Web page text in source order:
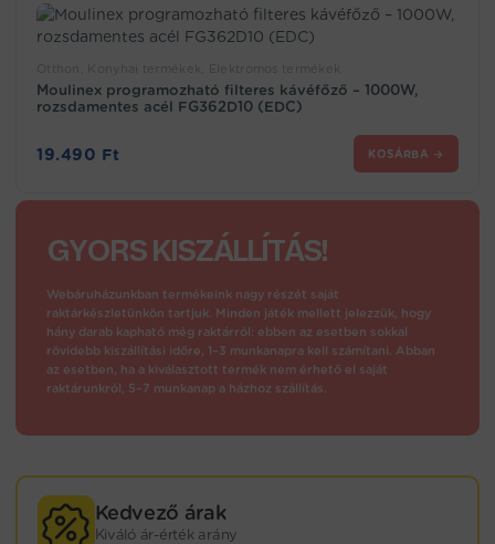
Moulinex programozható filteres kávéfőző – 1000W,
rozsdamentes acél FG362D10 (EDC)
19.490 Ft KOSÁRBA →
GYORS KISZÁLLÍTÁS!
Webáruházunkban termékeink nagy részét saját
raktárkészletünkön tartjuk. Minden játék mellett jelezzük, hogy
hány darab kapható még raktárról: ebben az esetben sokkal
rövidebb kiszállítási időre, 1–3 munkanapra kell számítani. Abban
az esetben, ha a kiválasztott termék nem érhető el saját
raktárunkról, 5–7 munkanap a házhoz szállítás.
Kedvező árak
Kiváló ár-érték arány